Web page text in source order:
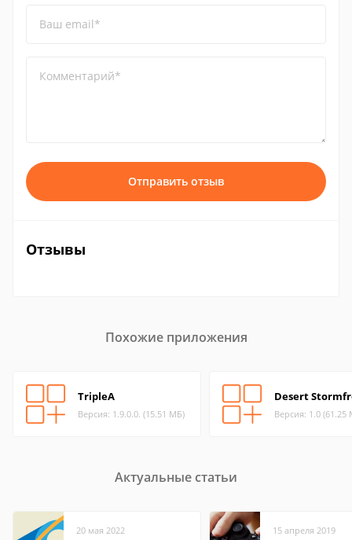
Ваш email*
Комментарий*
Отправить отзыв
Отзывы
Похожие приложения
TripleA
Версия: 1.9.0.0. (15.51 МБ)
Desert
Версия: 1.0 (61.25
Актуальные статьи
20 мая 2022 15 апреля 2019